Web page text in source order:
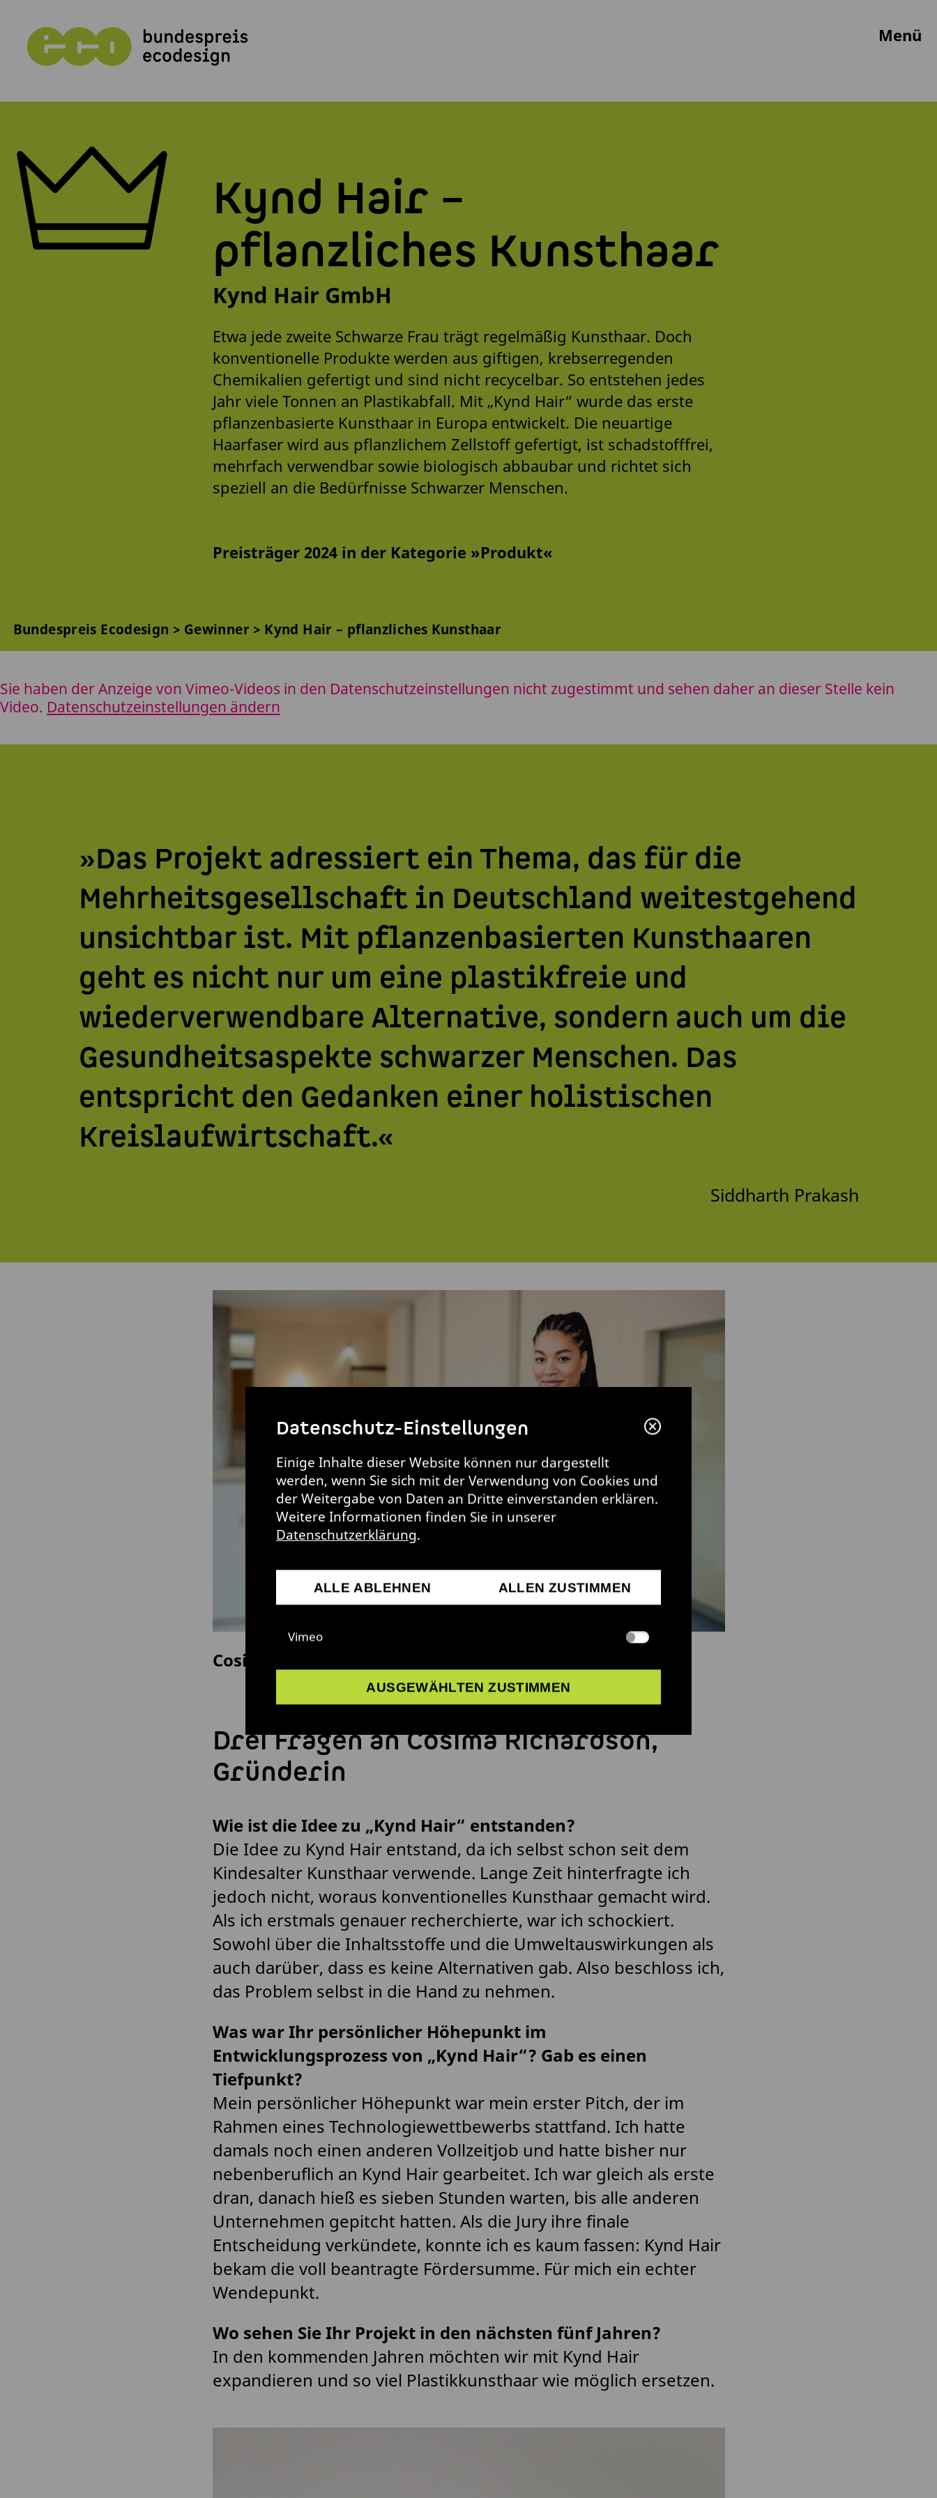
Menü
Kynd Hair –
pflanzliches Kunsthaar
Kynd Hair GmbH
Etwa jede zweite Schwarze Frau trägt regelmäßig Kunsthaar. Doch
konventionelle Produkte werden aus giftigen, krebserregenden
Chemikalien gefertigt und sind nicht recycelbar. So entstehen jedes
Jahr viele Tonnen an Plastikabfall. Mit „Kynd Hair“ wurde das erste
pflanzenbasierte Kunsthaar in Europa entwickelt. Die neuartige
Haarfaser wird aus pflanzlichem Zellstoff gefertigt, ist schadstofffrei,
mehrfach verwendbar sowie biologisch abbaubar und richtet sich
speziell an die Bedürfnisse Schwarzer Menschen.
Preisträger 2024 in der Kategorie »Produkt«
Bundespreis Ecodesign Gewinner Kynd Hair – pflanzliches Kunsthaar
Sie haben der Anzeige von Vimeo-Videos in den Datenschutzeinstellungen nicht zugestimmt und sehen daher an dieser Stelle kein
Video. Datenschutzeinstellungen ändern
»Das Projekt adressiert ein Thema, das für die
Mehrheitsgesellschaft in Deutschland weitestgehend
unsichtbar ist. Mit pflanzenbasierten Kunsthaaren
geht es nicht nur um eine plastikfreie und
wiederverwendbare Alternative, sondern auch um die
Gesundheitsaspekte schwarzer Menschen. Das
entspricht den Gedanken einer holistischen
Kreislaufwirtschaft.«
Siddharth Prakash
Cosima Richardson
Drei Fragen an Cosima Richardson,
Gründerin
Wie ist die Idee zu „Kynd Hair“ entstanden?
Die Idee zu Kynd Hair entstand, da ich selbst schon seit dem
Kindesalter Kunsthaar verwende. Lange Zeit hinterfragte ich
jedoch nicht, woraus konventionelles Kunsthaar gemacht wird.
Als ich erstmals genauer recherchierte, war ich schockiert.
Sowohl über die Inhaltsstoffe und die Umweltauswirkungen als
auch darüber, dass es keine Alternativen gab. Also beschloss ich,
das Problem selbst in die Hand zu nehmen.
Was war Ihr persönlicher Höhepunkt im
Entwicklungsprozess von „Kynd Hair“? Gab es einen
Tiefpunkt?
Mein persönlicher Höhepunkt war mein erster Pitch, der im
Rahmen eines Technologiewettbewerbs stattfand. Ich hatte
damals noch einen anderen Vollzeitjob und hatte bisher nur
nebenberuflich an Kynd Hair gearbeitet. Ich war gleich als erste
dran, danach hieß es sieben Stunden warten, bis alle anderen
Unternehmen gepitcht hatten. Als die Jury ihre finale
Entscheidung verkündete, konnte ich es kaum fassen: Kynd Hair
bekam die voll beantragte Fördersumme. Für mich ein echter
Wendepunkt.
Wo sehen Sie Ihr Projekt in den nächsten fünf Jahren?
In den kommenden Jahren möchten wir mit Kynd Hair
expandieren und so viel Plastikkunsthaar wie möglich ersetzen.
Datenschutz-Einstellungen
Einige Inhalte dieser Website können nur dargestellt
werden, wenn Sie sich mit der Verwendung von Cookies und
der Weitergabe von Daten an Dritte einverstanden erklären.
Weitere Informationen finden Sie in unserer
Datenschutzerklärung.
ALLE ABLEHNEN ALLEN ZUSTIMMEN
Vimeo
AUSGEWÄHLTEN ZUSTIMMEN